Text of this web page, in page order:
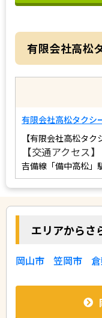
有限会社高松
有限会社高松タクシ
【有限会社高松タ
【交通アクセス】
吉備線「備中高松」
エリアからさ
岡山市 笠岡市